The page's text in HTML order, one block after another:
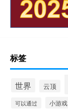
标签
世界 云顶
可以通过 小游戏